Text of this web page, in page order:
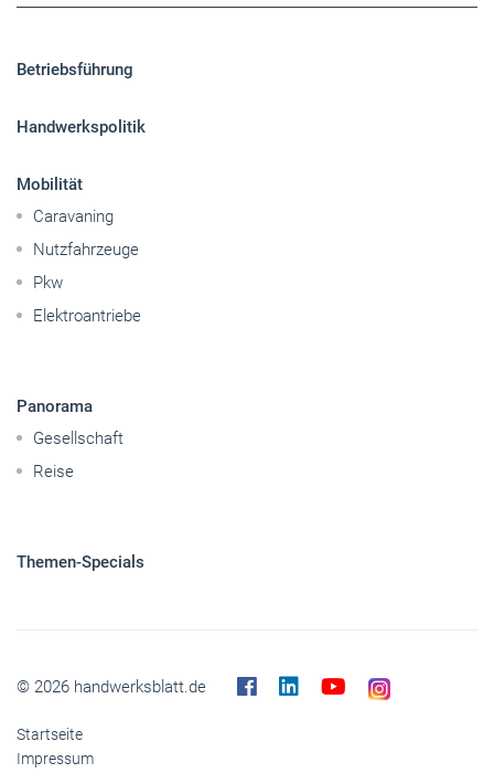
Betriebsführung
Handwerkspolitik
Mobilität
Caravaning
Nutzfahrzeuge
Pkw
Elektroantriebe
Panorama
Gesellschaft
Reise
Themen-Specials
© 2026 handwerksblatt.de
Startseite
Impressum